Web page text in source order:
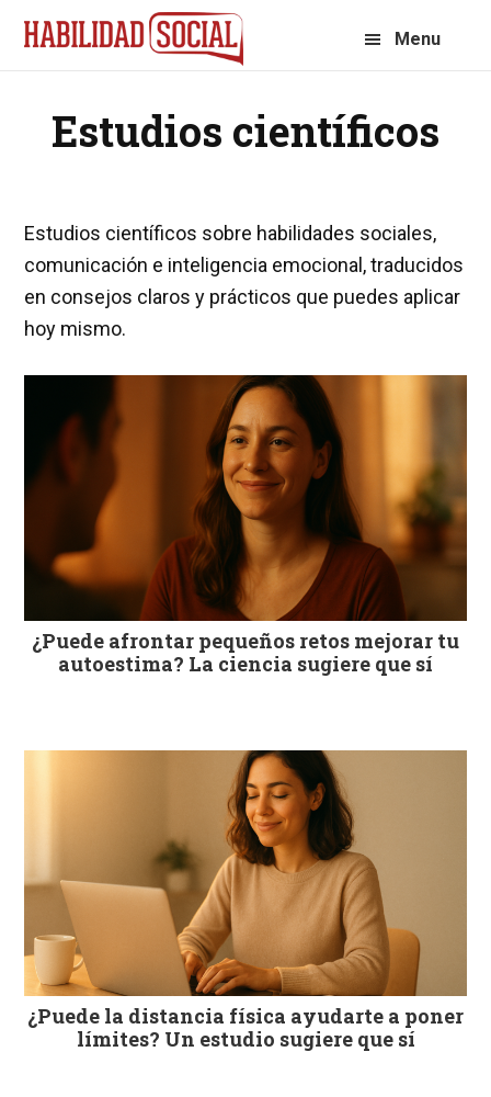
Saltar
navegación
principal
Saltar
principal
Menu
Estudios científicos
Estudios científicos sobre habilidades sociales,
comunicación e inteligencia emocional, traducidos
en consejos claros y prácticos que puedes aplicar
hoy mismo.
¿Puede afrontar pequeños retos mejorar tu
autoestima? La ciencia sugiere que sí
¿Puede la distancia física ayudarte a poner
límites? Un estudio sugiere que sí